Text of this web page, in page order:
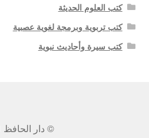
كتب العلوم الحديثة
كتب تربوية وبرمجة لغوية عصبية
كتب سيرة وأحاديث نبوية
© دار الحافظ 2021